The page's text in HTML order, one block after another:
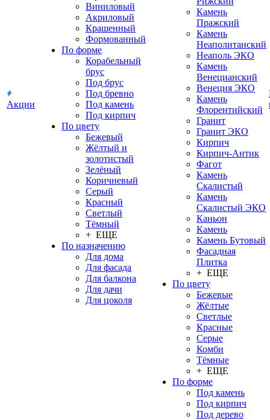
Акции
Виниловый
Акриловый
Крашенный
Формованный
По форме
Корабельный
брус
Под брус
Под бревно
Под камень
Под кирпич
По цвету
Бежевый
Жёлтый и
золотистый
Зелёный
Коричневый
Серый
Красный
Светлый
Тёмный
+ ЕЩЕ
По назначению
Для дома
Для фасада
Для балкона
Для дачи
Для цоколя
Камень
Пражский
Камень
Неаполитанский
Неаполь ЭКО
Камень
Венецианский
Венеция ЭКО
Камень
Флорентийский
Гранит
Гранит ЭКО
Кирпич
Кирпич-Антик
Фагот
Камень
Скалистый
Камень
Скалистый ЭКО
Каньон
Камень
Камень Бутовый
Фасадная
Плитка
+ ЕЩЕ
По цвету
Бежевые
Жёлтые
Светлые
Красные
Серые
Комби
Тёмные
+ ЕЩЕ
По форме
Под камень
Под кирпич
Под дерево